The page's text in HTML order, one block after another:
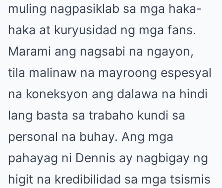
muling nagpasiklab sa mga haka-
haka at kuryusidad ng mga fans.
Marami ang nagsabi na ngayon,
tila malinaw na mayroong espesyal
na koneksyon ang dalawa na hindi
lang basta sa trabaho kundi sa
personal na buhay. Ang mga
pahayag ni Dennis ay nagbigay ng
higit na kredibilidad sa mga tsismis